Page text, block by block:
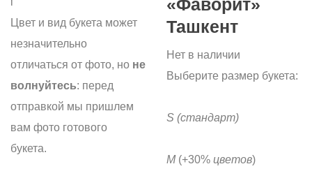
Цвет и вид букета может
незначительно
отличаться от фото, но не
волнуйтесь: перед
отправкой мы пришлем
вам фото готового
букета.
«Фаворит»
Ташкент
Нет в наличии
Выберите размер букета:
S (стандарт)
M(+30% цветов)